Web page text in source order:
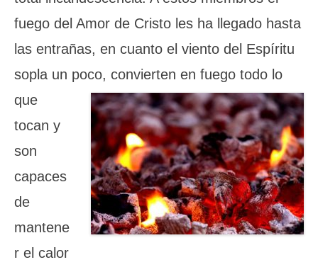
fuego del Amor de Cristo les ha llegado hasta
las entrañas, en cuanto el viento del Espíritu
sopla un poco, convierten en fuego todo lo
que
tocan y
son
capaces
de
mantene
r el calor